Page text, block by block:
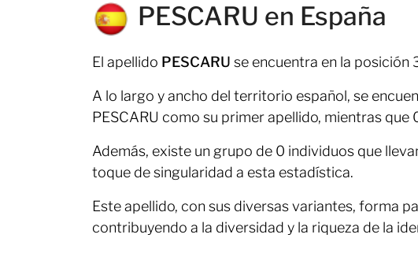
PESCARU en España
El apellido PESCARU se encuentra en la posición
A lo largo y ancho del territorio español, se
PESCARU como su primer apellido, mientras
Además, existe un grupo de 0 individuos que
toque de singularidad a esta estadística.
Este apellido, con sus diversas variantes, forma
contribuyendo a la diversidad y la riqueza de la